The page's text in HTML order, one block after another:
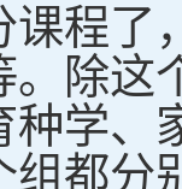
课程了
。除这
种学、
组都分